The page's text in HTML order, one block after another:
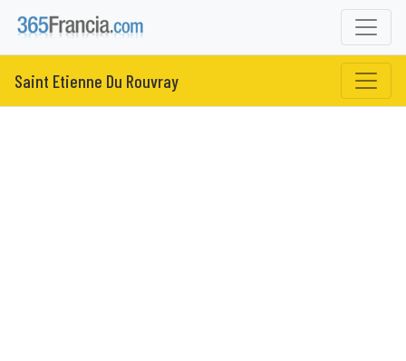
Saint Etienne Du Rouvray